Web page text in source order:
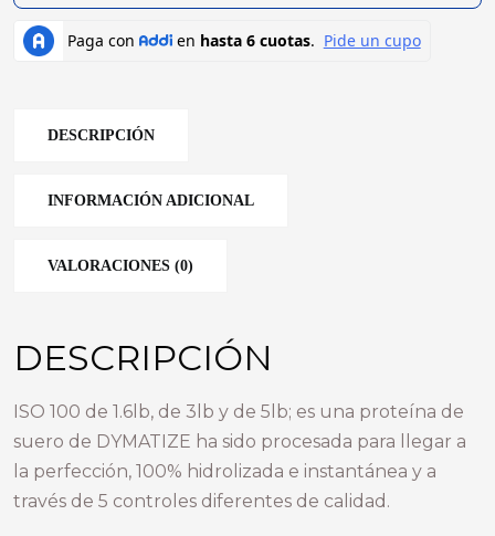
DESCRIPCIÓN
INFORMACIÓN ADICIONAL
VALORACIONES (0)
DESCRIPCIÓN
ISO 100 de 1.6lb, de 3lb y de 5lb; es una proteína de
suero de DYMATIZE ha sido procesada para llegar a
la perfección, 100% hidrolizada e instantánea y a
través de 5 controles diferentes de calidad.